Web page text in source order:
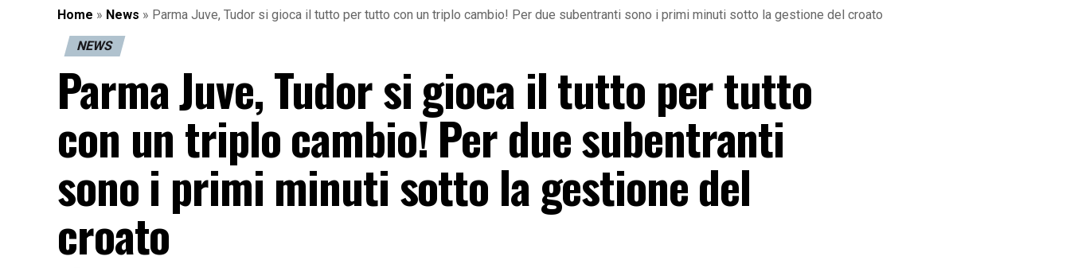
Home » News » Parma Juve, Tudor si gioca il tutto per tutto con un triplo cambio! Per due subentranti sono i primi minuti sotto la gestione del croato
NEWS
Parma Juve, Tudor si gioca il tutto per tutto
con un triplo cambio! Per due subentranti
sono i primi minuti sotto la gestione del
croato